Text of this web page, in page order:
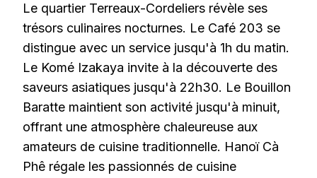
Le quartier Terreaux-Cordeliers révèle ses
trésors culinaires nocturnes. Le Café 203 se
distingue avec un service jusqu'à 1h du matin.
Le Komé Izakaya invite à la découverte des
saveurs asiatiques jusqu'à 22h30. Le Bouillon
Baratte maintient son activité jusqu'à minuit,
offrant une atmosphère chaleureuse aux
amateurs de cuisine traditionnelle. Hanoï Cà
Phê régale les passionnés de cuisine